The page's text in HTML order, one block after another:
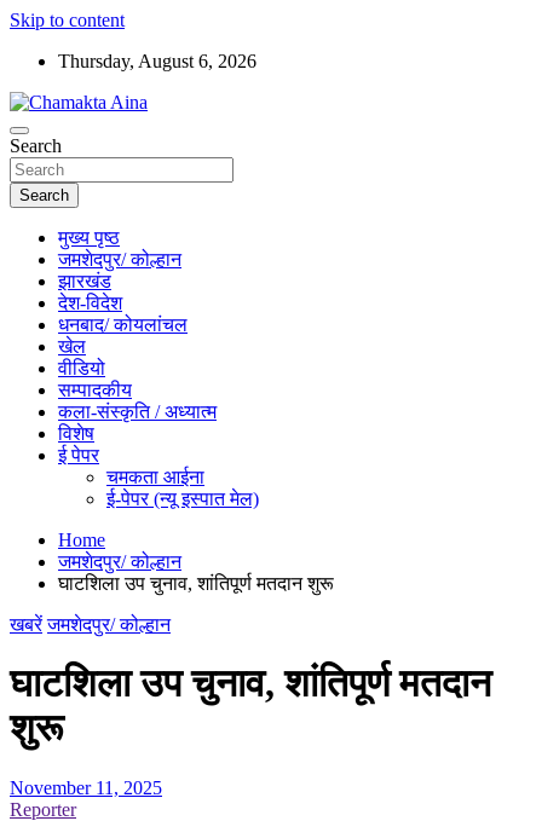
Skip to content
Thursday, August 6, 2026
Chamakta Aina
Hindi News Paper – Jharkhand
Search
Search
मुख्य पृष्ठ
जमशेदपुर/ कोल्हान
झारखंड
देश-विदेश
धनबाद/ कोयलांचल
खेल
वीडियो
सम्पादकीय
कला-संस्कृति / अध्यात्म
विशेष
ई पेपर
चमकता आईना
ई-पेपर (न्यू इस्पात मेल)
Home
जमशेदपुर/ कोल्हान
घाटशिला उप चुनाव, शांतिपूर्ण मतदान शुरू
खबरें जमशेदपुर/ कोल्हान
घाटशिला उप चुनाव, शांतिपूर्ण मतदान
शुरू
November 11, 2025
Reporter